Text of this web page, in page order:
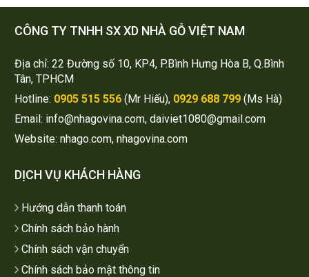
CÔNG TY TNHH SX XD NHÀ GỖ VIỆT NAM
Địa chỉ: 22 Đường số 10, KP4, P.Bình Hưng Hòa B, Q.Bình
Tân, TPHCM
Hotline: 0905 515 556(Mr Hiếu), 0929 688 799(Ms Hà)
Email: info@nhagovina.com, daiviet1080@gmail.com
Website: nhago.com, nhagovina.com
DỊCH VỤ KHÁCH HÀNG
Hướng dẫn thanh toán
Chính sách bảo hành
Chính sách vận chuyển
Chính sách bảo mật thông tin